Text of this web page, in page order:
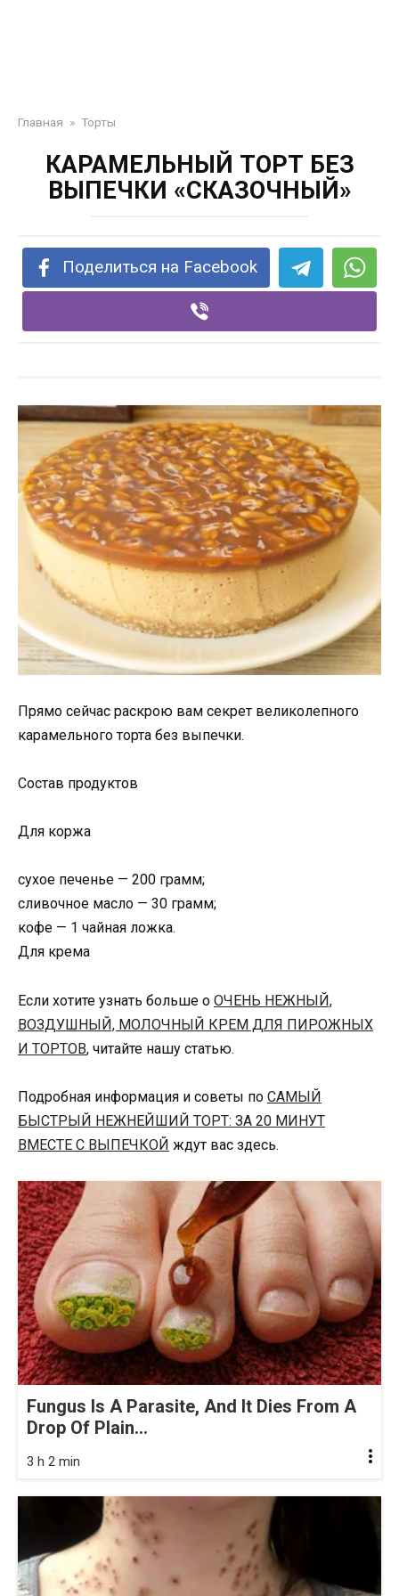
Главная » Торты
КАРАМЕЛЬНЫЙ ТОРТ БЕЗ
ВЫПЕЧКИ «СКАЗОЧНЫЙ»
Поделиться на Facebook
Прямо сейчас раскрою вам секрет великолепного
карамельного торта без выпечки.
Состав продуктов
Для коржа
сухое печенье — 200 грамм;
сливочное масло — 30 грамм;
кофе — 1 чайная ложка.
Для крема
Если хотите узнать больше о ОЧЕНЬ НЕЖНЫЙ,
ВОЗДУШНЫЙ, МОЛОЧНЫЙ КРЕМ ДЛЯ ПИРОЖНЫХ
И ТОРТОВ, читайте нашу статью.
Подробная информация и советы по САМЫЙ
БЫСТРЫЙ НЕЖНЕЙШИЙ ТОРТ: ЗА 20 МИНУТ
ВМЕСТЕ С ВЫПЕЧКОЙ ждут вас здесь.
Fungus Is A Parasite, And It Dies From A
Drop Of Plain...
3 h 2 min